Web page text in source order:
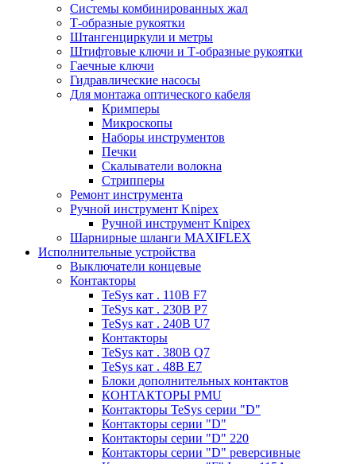
Системы комбинированных жал
Т-образные рукоятки
Штангенциркули и метры
Штифтовые ключи и Т-образные рукоятки
Гаечные ключи
Гидравлические насосы
Для монтажа оптического кабеля
Кримперы
Микроскопы
Наборы инструментов
Печки
Скалыватели волокна
Стрипперы
Ремонт инструмента
Ручной инструмент Knipex
Ручной инструмент Knipex
Шарнирные шланги MAXIFLEX
Исполнительные устройства
Выключатели концевые
Контакторы
TeSys кат . 110В F7
TeSys кат . 230В P7
TeSys кат . 240В U7
Контакторы
TeSys кат . 380В Q7
TeSys кат . 48В E7
Блоки дополнительных контактов
КОНТАКТОРЫ PMU
Контакторы TeSys серии "D"
Контакторы серии "D"
Контакторы серии "D" 220
Контакторы серии "D" реверсивные